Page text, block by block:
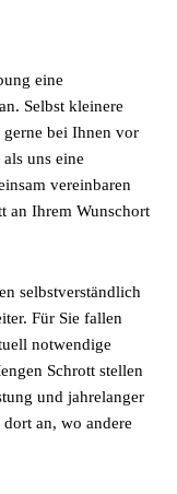
eine
an. Selbst kleinere
bei Ihnen vor
uns eine
vereinbaren
an Ihrem Wunschort
selbstverständlich
Für Sie fallen
notwendige
Schrott stellen
und jahrelanger
an, wo andere